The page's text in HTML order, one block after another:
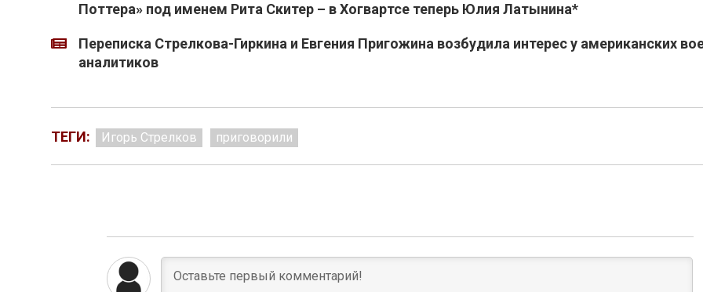
Поттера» под именем Рита Скитер – в Хогвартсе теперь Юлия Латынина*
Переписка Стрелкова-Гиркина и Евгения Пригожина возбудила интерес у американских
аналитиков
ТЕГИ: Игорь Стрелков приговорили